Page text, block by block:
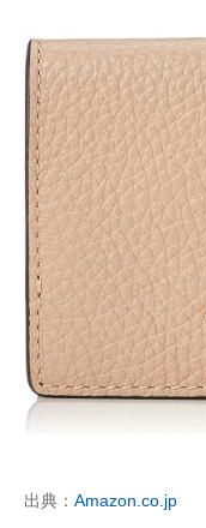
出典： Amazon.co.jp